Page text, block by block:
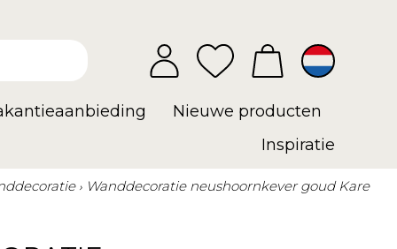
Nieuwe producten
Inspiratie
Wanddecoratie neushoornkever goud Kare